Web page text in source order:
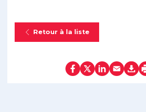
Retour à la liste